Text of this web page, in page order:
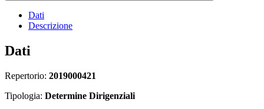
Dati
Descrizione
Dati
Repertorio: 2019000421
Tipologia: Determine Dirigenziali